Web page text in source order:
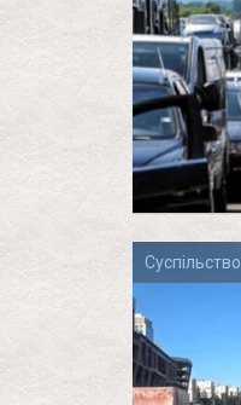
Суспільство